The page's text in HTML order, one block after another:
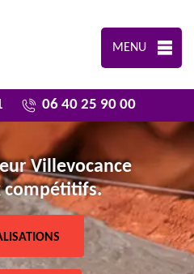
MENU
06 40 25 90 00
Villevocance
compétitifs.